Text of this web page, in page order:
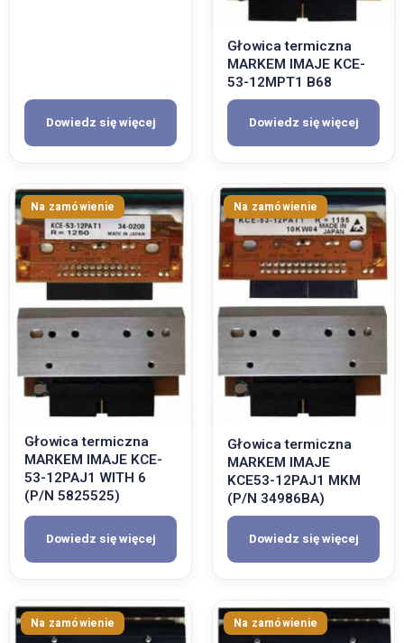
Dowiedz się więcej
Głowica termiczna
MARKEM IMAJE KCE-
53-12MPT1 B68
Dowiedz się więcej
Głowica termiczna
MARKEM IMAJE KCE-
53-12PAJ1 WITH 6
(P/N 5825525)
Dowiedz się więcej
Głowica termiczna
MARKEM IMAJE
KCE53-12PAJ1 MKM
(P/N 34986BA)
Dowiedz się więcej